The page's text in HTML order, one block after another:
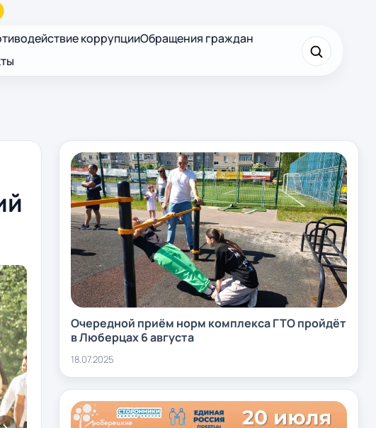
коррупцииОбращения граждан
Очередной приём норм комплекса ГТО пройдёт
в Люберцах 6 августа
18.07.2025